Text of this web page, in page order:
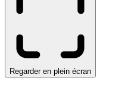
Regarder en plein écran